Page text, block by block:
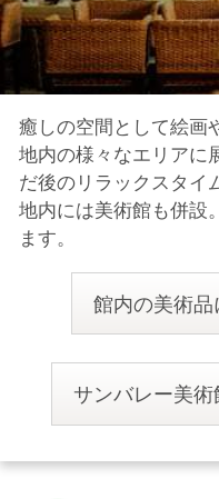
癒しの空間として絵画
地内の様々なエリアに
だ後のリラックスタイ
地内には美術館も併設
ます。
館内の美術品
サンバレー美術